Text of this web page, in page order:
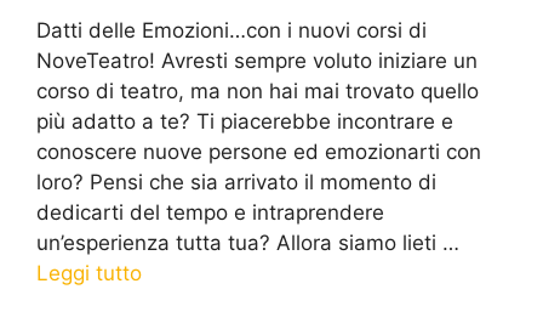
Datti delle Emozioni…con i nuovi corsi di
NoveTeatro! Avresti sempre voluto iniziare un
corso di teatro, ma non hai mai trovato quello
più adatto a te? Ti piacerebbe incontrare e
conoscere nuove persone ed emozionarti con
loro? Pensi che sia arrivato il momento di
dedicarti del tempo e intraprendere
un’esperienza tutta tua? Allora siamo lieti …
Leggi tutto